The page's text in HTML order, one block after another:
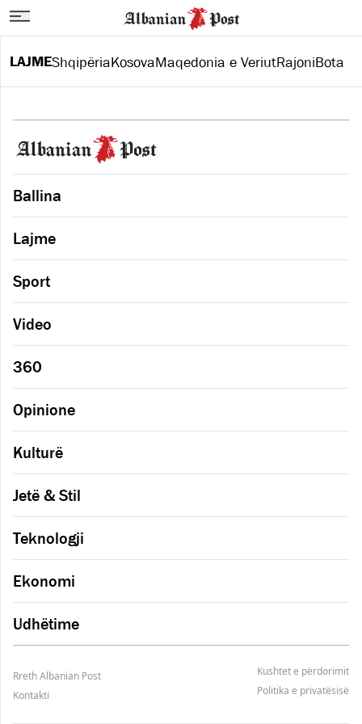
LAJMEShqipëriaKosovaMaqedonia e VeriutRajoniBota
Ballina
Lajme
Sport
Video
360
Opinione
Kulturë
Jetë & Stil
Teknologji
Ekonomi
Udhëtime
Rreth Albanian Post
Kushtet e përdorimit
Kontakti
Politika e privatësisë